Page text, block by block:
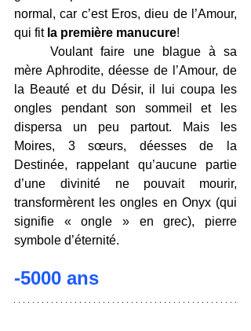
normal, car c’est Eros, dieu de l’Amour,
qui fit la première manucure!
	Voulant faire une blague à sa
mère Aphrodite, déesse de l’Amour, de
la Beauté et du Désir, il lui coupa les
ongles pendant son sommeil et les
dispersa un peu partout. Mais les
Moires, 3 sœurs, déesses de la
Destinée, rappelant qu’aucune partie
d’une divinité ne pouvait mourir,
transformèrent les ongles en Onyx (qui
signifie « ongle » en grec), pierre
symbole d’éternité.
-5000 ans